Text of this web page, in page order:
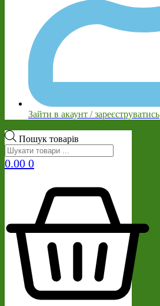
Зайти в акаунт / зареєструватись
Пошук товарів
0.00 0